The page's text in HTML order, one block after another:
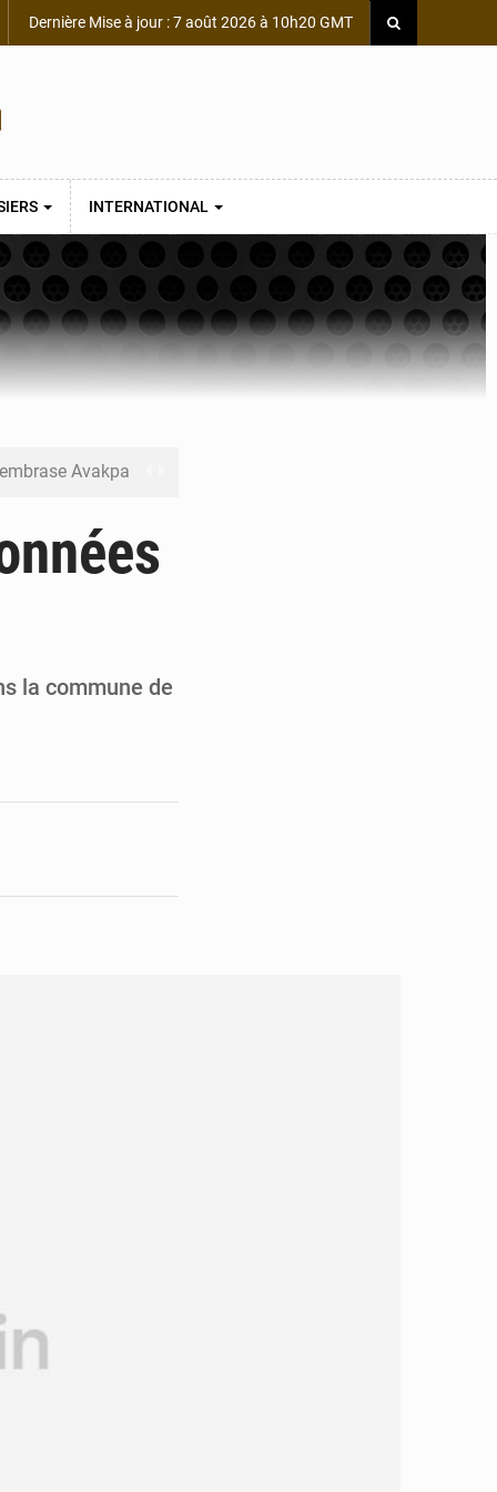
Dernière Mise à jour : 7 août 2026 à 10h20 GMT
INTERNATIONAL
Avakpa
de l’Assemblée
la commune de